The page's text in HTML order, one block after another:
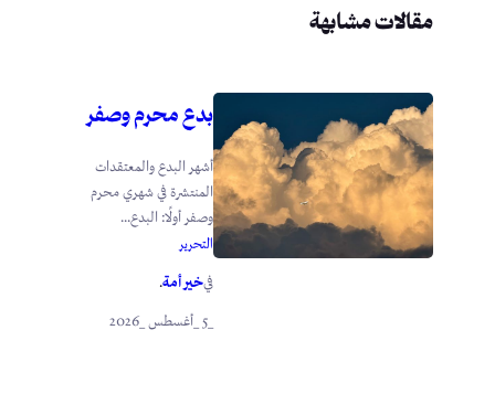
مقالات مشابهة
بدع محرم وصفر
أشهر البدع والمعتقدات
المنتشرة في شهري محرم
وصفر أولًا: البدع...
التحرير
فيخير أمة.
_5 _أغسطس _2026